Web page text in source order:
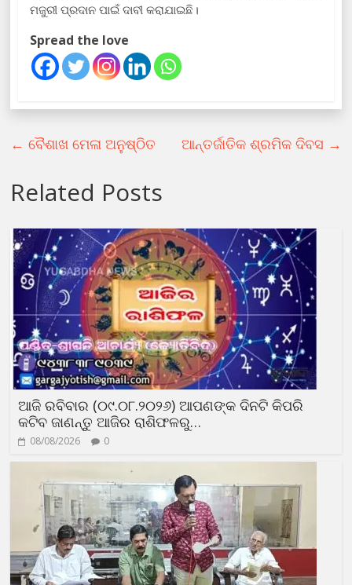
ମଜୁରୀ ପ୍ରଦାନ ପାଇଁ ଦାବୀ କରାଯାଇଛି।
Spread the love
← ବୈଶାଖ ମେଳା ଅନୁଷ୍ଠିତ ଆନ୍ତର୍ଜାତିକ ଶ୍ରମିକ ଦିବସ →
Related Posts
ଆଜି ରବିବାର (୦୯.୦୮.୨୦୨୬) ଆପଣଙ୍କ ଦିନଟି କିପରି
କଟିବ ଜାଣନ୍ତୁ ଆଜିର ରାଶିଫଳରୁ…
08/08/2026 0